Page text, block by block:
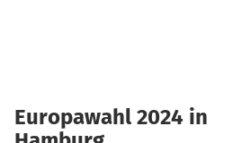
Europawahl 2024 in